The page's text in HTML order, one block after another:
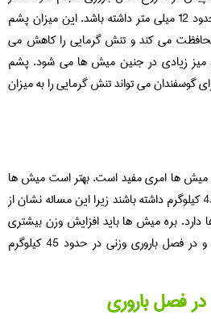
زمان باروری گوسفند پشمی در حدود 12 میلی متر داشته باشد. این میزان پشم
محافظت می کند و تنش گرمایی را کاهش می
زیادی در جنین میش ها می شود. پشم
گوسفندان می تواند تنش گرمایی را به میزان
میش ها امری مفید است. بهتر است میش ها
ماهیانه افزایش وزنی در حدود 4.5 کیلوگرم داشته باشند زیرا این مساله نشان از
بره میش ها باید افزایش وزن بیشتری
نسبت به میش ها داشته باشند و در فصل باروری وزنی در حدود 45 کیلوگرم
فصل باروری